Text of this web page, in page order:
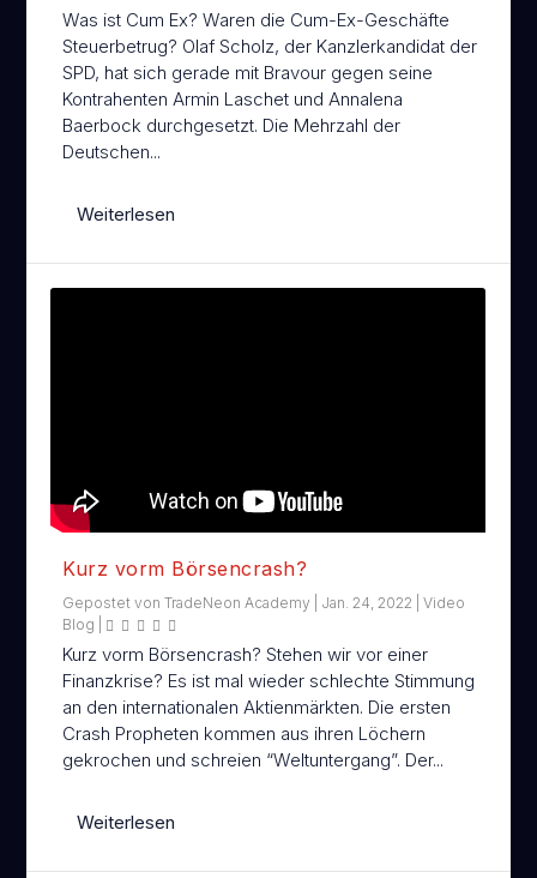
Was ist Cum Ex? Waren die Cum-Ex-Geschäfte
Steuerbetrug? Olaf Scholz, der Kanzlerkandidat der
SPD, hat sich gerade mit Bravour gegen seine
Kontrahenten Armin Laschet und Annalena
Baerbock durchgesetzt. Die Mehrzahl der
Deutschen...
Weiterlesen
Kurz vorm Börsencrash?
Gepostet vonTradeNeon Academy Jan. 24, 2022 |Video
Blog
Kurz vorm Börsencrash? Stehen wir vor einer
Finanzkrise? Es ist mal wieder schlechte Stimmung
an den internationalen Aktienmärkten. Die ersten
Crash Propheten kommen aus ihren Löchern
gekrochen und schreien “Weltuntergang”. Der...
Weiterlesen